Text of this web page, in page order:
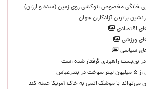
خانگی مخصوص اتوکشی روی زمین (ساده و ارزان)
برترین آزادکاران جهان
اقتصادی
ورزشی
سیاسی
بن‌بست راهبردی گرفتار شده است
با موشک اتمی به خاک آمریکا حمله کند